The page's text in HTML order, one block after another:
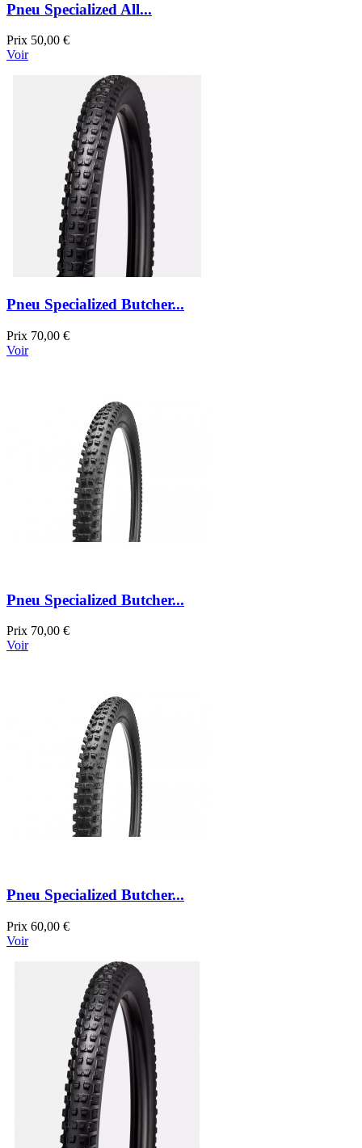
Pneu Specialized All...
Prix 50,00 €
Voir
Pneu Specialized Butcher...
Prix 70,00 €
Voir
Pneu Specialized Butcher...
Prix 70,00 €
Voir
Pneu Specialized Butcher...
Prix 60,00 €
Voir